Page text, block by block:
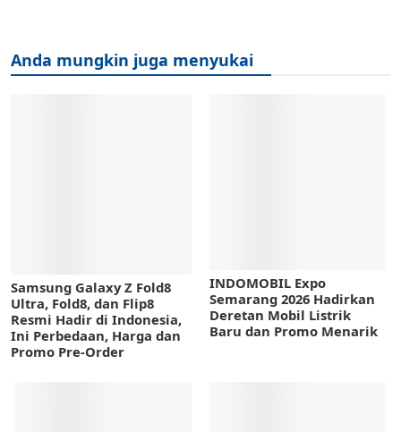
Anda mungkin juga menyukai
Samsung Galaxy Z Fold8
Ultra, Fold8, dan Flip8
Resmi Hadir di Indonesia,
Ini Perbedaan, Harga dan
Promo Pre-Order
INDOMOBIL Expo
Semarang 2026 Hadirkan
Deretan Mobil Listrik
Baru dan Promo Menarik